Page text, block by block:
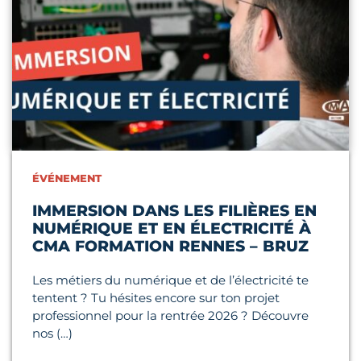
ÉVÉNEMENT
IMMERSION DANS LES FILIÈRES EN
NUMÉRIQUE ET EN ÉLECTRICITÉ À
CMA FORMATION RENNES – BRUZ
Les métiers du numérique et de l’électricité te
tentent ? Tu hésites encore sur ton projet
professionnel pour la rentrée 2026 ? Découvre
nos (…)